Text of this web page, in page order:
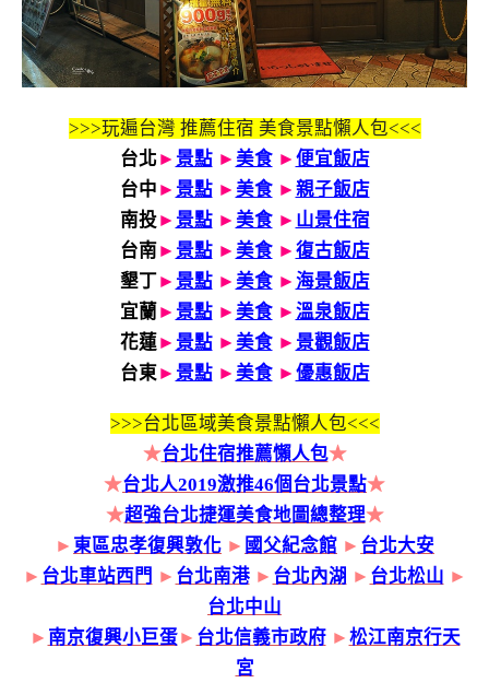
>>>玩遍台灣 推薦住宿 美食景點懶人包<<<
台北 ► 景點 ► 美食► 便宜飯店
台中 ► 景點 ► 美食► 親子飯店
南投► 景點 ► 美食► 山景住宿
台南► 景點 ► 美食► 復古飯店
墾丁► 景點 ► 美食► 海景飯店
宜蘭 ► 景點 ► 美食► 溫泉飯店
花蓮► 景點 ► 美食► 景觀飯店
台東► 景點 ► 美食► 優惠飯店
>>>台北區域美食景點懶人包<<<
★台北住宿推薦懶人包★
★台北人2019激推46個台北景點★
★超強台北捷運美食地圖總整理★
► 東區忠孝復興敦化 ► 國父紀念館 ► 台北大安
► 台北車站西門 ► 台北南港 ► 台北內湖 ► 台北松山 ►
台北中山
► 南京復興小巨蛋► 台北信義市政府► 松江南京行天
宮